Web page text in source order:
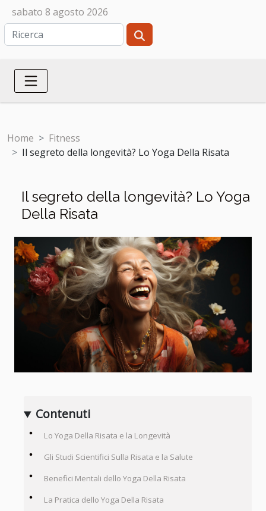
sabato 8 agosto 2026
Home
Fitness
Il segreto della longevità? Lo Yoga Della Risata
Il segreto della longevità? Lo Yoga
Della Risata
Contenuti
Lo Yoga Della Risata e la Longevità
Gli Studi Scientifici Sulla Risata e la Salute
Benefici Mentali dello Yoga Della Risata
La Pratica dello Yoga Della Risata